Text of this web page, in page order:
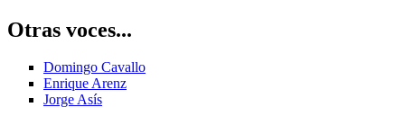
Otras voces...
Domingo Cavallo
Enrique Arenz
Jorge Asís